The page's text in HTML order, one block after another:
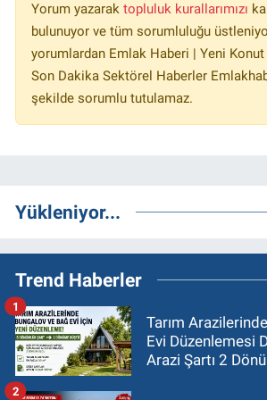
Yorum yazarak topluluk kurallarımızı
bulunuyor ve tüm sorumluluğu
yorumlardan Emlak Haberi | Yeni Konut
Son Dakika Sektörel Haberler
şekilde sorumlu tutulamaz.
Yükleniyor...
Trend Haberler
Tarım
Evi Düzenlemesi
Arazi Şartı 2
1
2